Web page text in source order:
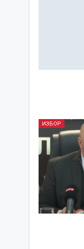
ИЗБОР